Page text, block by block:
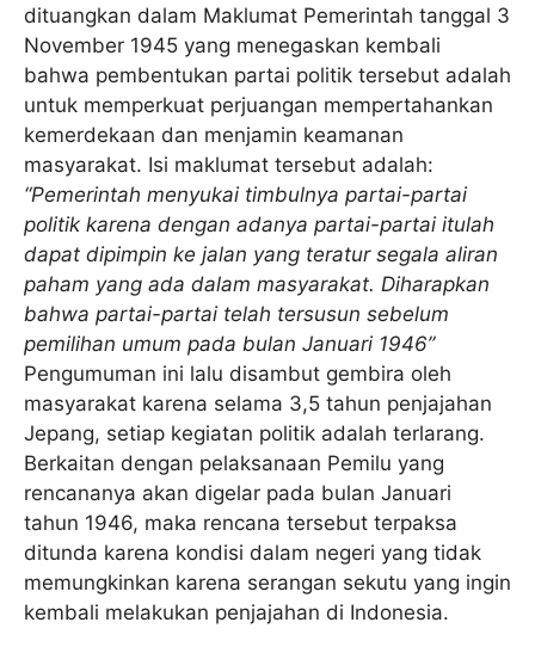
dituangkan dalam Maklumat Pemerintah tanggal 3
November 1945 yang menegaskan kembali
bahwa pembentukan partai politik tersebut adalah
untuk memperkuat perjuangan mempertahankan
kemerdekaan dan menjamin keamanan
masyarakat. Isi maklumat tersebut adalah:
“Pemerintah menyukai timbulnya partai-partai
politik karena dengan adanya partai-partai itulah
dapat dipimpin ke jalan yang teratur segala aliran
paham yang ada dalam masyarakat. Diharapkan
bahwa partai-partai telah tersusun sebelum
pemilihan umum pada bulan Januari 1946”
Pengumuman ini lalu disambut gembira oleh
masyarakat karena selama 3,5 tahun penjajahan
Jepang, setiap kegiatan politik adalah terlarang.
Berkaitan dengan pelaksanaan Pemilu yang
rencananya akan digelar pada bulan Januari
tahun 1946, maka rencana tersebut terpaksa
ditunda karena kondisi dalam negeri yang tidak
memungkinkan karena serangan sekutu yang ingin
kembali melakukan penjajahan di Indonesia.